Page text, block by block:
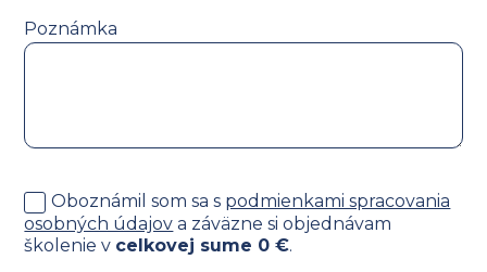
Poznámka
Oboznámil som sa s podmienkami spracovania
osobných údajov a záväzne si objednávam
školenie v celkovej sume 0 €.